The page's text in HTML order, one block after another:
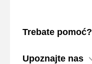
Trebate pomoć?
Upoznajte nas